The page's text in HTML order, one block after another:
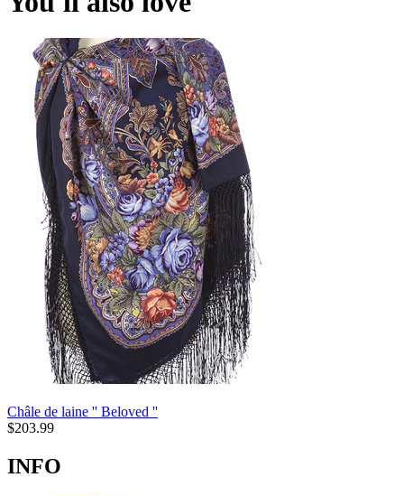
Châle de laine '' Beloved ''
$203.99
INFO